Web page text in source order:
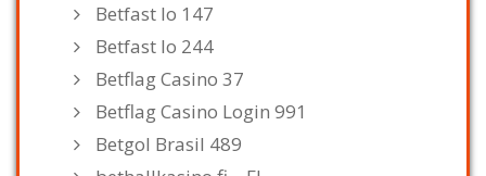
Betfast Io 147
Betfast Io 244
Betflag Casino 37
Betflag Casino Login 991
Betgol Brasil 489